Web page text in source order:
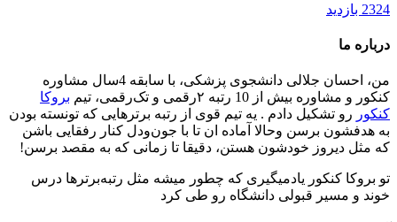
2324 بازدید
درباره ما
من، احسان جلالی دانشجوی پزشکی، با سابقه 4سال مشاوره
کنکور و مشاوره بیش از 10 رتبه ۲رقمی و تک‌رقمی، تیم
بروکا
کنکور رو تشکیل دادم . یه تیم قوی از رتبه برترهایی که تونسته بودن
به هدفشون برسن وحالا آماده ان تا با جون‌ودل کنار رفقایی باشن
که مثل دیروز خودشون هستن، دقیقا تا زمانی که به مقصد برسن!
تو بروکا کنکور یادمیگیری که چطور میشه مثل رتبه‌برترها درس
خوند و مسیر قبولی دانشگاه رو طی کرد